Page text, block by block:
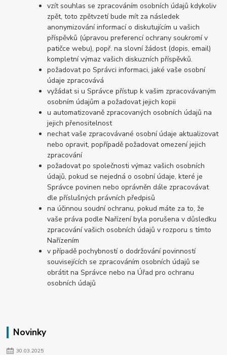
Novinky
30.03.2025
vzít souhlas se zpracováním osobních údajů kdykoliv
zpět, toto zpětvzetí bude mít za následek
anonymizování informací o diskutujícím u vašich
příspěvků (úpravou preferencí ochrany soukromí v
patičce webu), popř. na slovní žádost (dopis, email)
kompletní výmaz vašich diskuzních příspěvků.
požadovat po Správci informaci, jaké vaše osobní
údaje zpracovává
vyžádat si u Správce přístup k vašim zpracovávaným
osobním údajům a požadovat jejich kopii
u automatizovaně zpracovaných osobních údajů na
jejich přenositelnost
nechat vaše zpracovávané osobní údaje aktualizovat
nebo opravit, popřípadě požadovat omezení jejich
zpracování
požadovat po společnosti výmaz vašich osobních
údajů, pokud se nejedná o osobní údaje, které je
Správce povinen nebo oprávněn dále zpracovávat
dle příslušných právních předpisů
na účinnou soudní ochranu, pokud máte za to, že
vaše práva podle Nařízení byla porušena v důsledku
zpracování vašich osobních údajů v rozporu s tímto
Nařízením
v případě pochybností o dodržování povinností
souvisejících se zpracováním osobních údajů se
obrátit na Správce nebo na Úřad pro ochranu
osobních údajů